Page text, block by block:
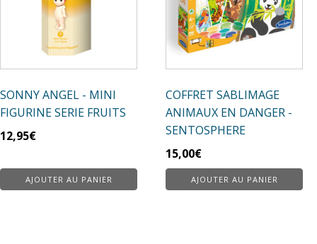
SONNY ANGEL - MINI
FIGURINE SERIE FRUITS
12,95€
AJOUTER AU PANIER
COFFRET SABLIMAGE
ANIMAUX EN DANGER -
SENTOSPHERE
15,00€
AJOUTER AU PANIER